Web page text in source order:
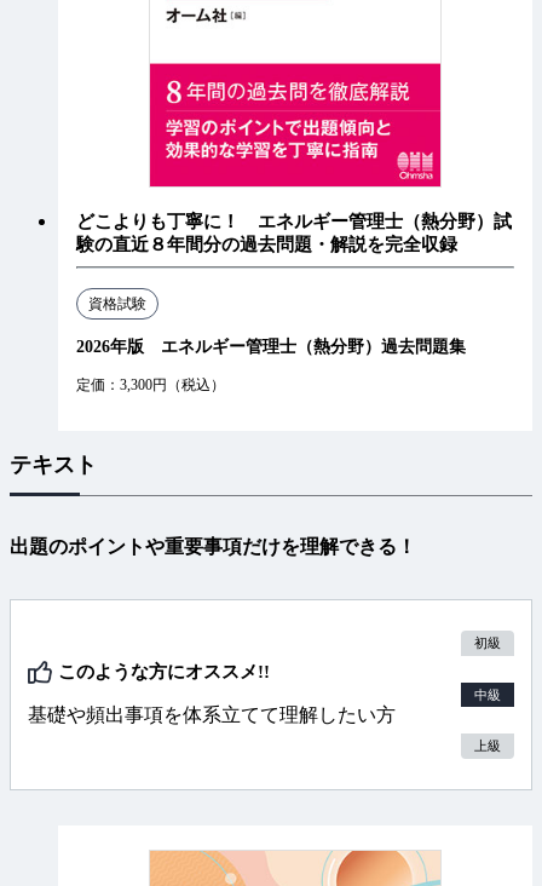
どこよりも丁寧に！ エネルギー管理士（熱分野）試
験の直近８年間分の過去問題・解説を完全収録
資格試験
2026年版 エネルギー管理士（熱分野）過去問題集
定価：3,300円（税込）
テキスト
出題のポイントや重要事項だけを理解できる！
このような方にオススメ!!
基礎や頻出事項を体系立てて理解したい方
初級
中級
上級